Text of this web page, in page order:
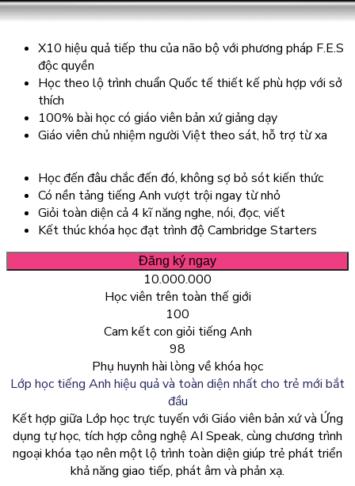
X10 hiệu quả tiếp thu của não bộ với phương pháp F.E.S
độc quyền
Học theo lộ trình chuẩn Quốc tế thiết kế phù hợp với sở
thích
100% bài học có giáo viên bản xứ giảng dạy
Giáo viên chủ nhiệm người Việt theo sát, hỗ trợ từ xa
Học đến đâu chắc đến đó, không sợ bỏ sót kiến thức
Có nền tảng tiếng Anh vượt trội ngay từ nhỏ
Giỏi toàn diện cả 4 kĩ năng nghe, nói, đọc, viết
Kết thúc khóa học đạt trình độ Cambridge Starters
Đăng ký ngay
10.000.000
Học viên trên toàn thế giới
100
Cam kết con giỏi tiếng Anh
98
Phụ huynh hài lòng về khóa học
Lớp học tiếng Anh hiệu quả và toàn diện nhấtcho trẻ mới bắt
đầu
Kết hợp giữa Lớp học trực tuyến với Giáo viên bản xứ và Ứng
dụng tự học, tích hợp công nghệ AI Speak, cùng chương trình
ngoại khóa tạo nên một lộ trình toàn diện giúp trẻ phát triển
khả năng giao tiếp, phát âm và phản xạ.